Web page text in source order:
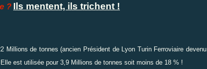
? Ils mentent, ils trichent !
Millions de tonnes (ancien Président de Lyon Turin Ferroviaire devenu
est utilisée pour 3,9 Millions de tonnes soit moins de 18 % !